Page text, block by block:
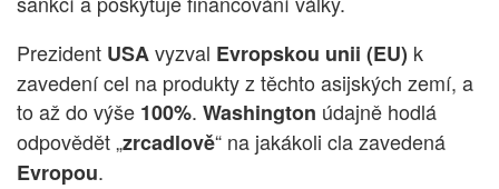
Prezident USAvyzval Evropskou unii (EU) k
zavedení cel na produkty z těchto asijských zemí, a
to až do výše 100%. Washington údajně hodlá
odpovědět „zrcadlově“ na jakákoli cla zavedená
Evropou.